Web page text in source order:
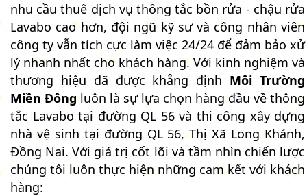
nhu cầu thuê dịch vụ thông tắc bồn rửa - chậu rửa
Lavabo cao hơn, đội ngũ kỹ sư và công nhân viên
công ty vẫn tích cực làm việc 24/24 để đảm bảo xử
lý nhanh nhất cho khách hàng. Với kinh nghiệm và
thương hiệu đã được khẳng định Môi Trường
Miền Đông luôn là sự lựa chọn hàng đầu về thông
tắc Lavabo tại đường QL 56 và thi công xây dựng
nhà vệ sinh tại đường QL 56, Thị Xã Long Khánh,
Đồng Nai. Với giá trị cốt lõi và tầm nhìn chiến lược
chúng tôi luôn thực hiện những cam kết với khách
hàng: